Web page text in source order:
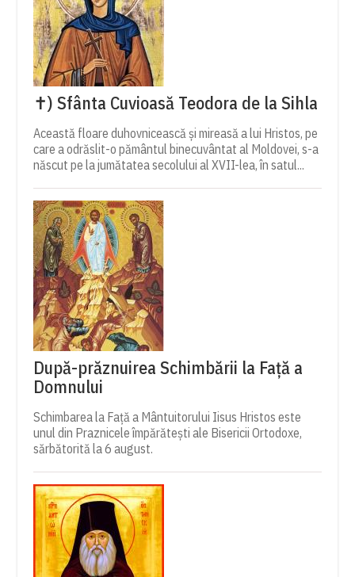
✝) Sfânta Cuvioasă Teodora de la Sihla
Această floare duhovnicească și mireasă a lui Hristos, pe
care a odrăslit-o pământul binecuvântat al Moldovei, s-a
născut pe la jumătatea secolului al XVII-lea, în satul...
După-prăznuirea Schimbării la Față a
Domnului
Schimbarea la Față a Mântuitorului Iisus Hristos este
unul din Praznicele împărătești ale Bisericii Ortodoxe,
sărbătorită la 6 august.